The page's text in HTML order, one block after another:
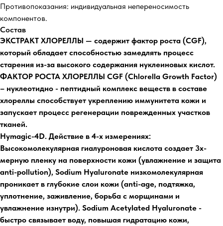
Противопоказания: индивидуальная непереносимость
компонентов.
Состав
ЭКСТРАКТ ХЛОРЕЛЛЫ — содержит фактор роста (CGF),
который обладает способностью замедлять процесс
старения из-за высокого содержания нуклеиновых кислот.
ФАКТОР РОСТА ХЛОРЕЛЛЫ CGF (Chlorella Growth Factor)
– нуклеотидно - пептидный комплекс веществ в составе
хлореллы способствует укреплению иммунитета кожи и
запускает процесс регенерации поврежденных участков
тканей.
Hymagic-4D. Действие в 4-х измерениях:
Высокомолекулярная гиалуроновая кислота создает 3х-
мерную пленку на поверхности кожи (увлажнение и защита
anti-pollution), Sodium Hyaluronate низкомолекулярная
проникает в глубокие слои кожи (anti-age, подтяжка,
уплотнение, заживление, борьба с морщинами и
увлажнение изнутри). Sodium Acetylated Hyaluronate -
быстро связывает воду, повышая гидратацию кожи,